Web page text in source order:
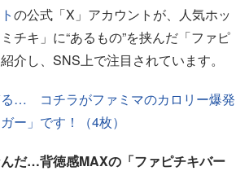
の公式「X」アカウントが、人気ホッ
チキ」に“あるもの”を挟んだ「ファピ
介し、SNS上で注目されています。
る… コチラがファミマのカロリー爆発
ー」です！（4枚）
だ…背徳感MAXの「ファピチキバー